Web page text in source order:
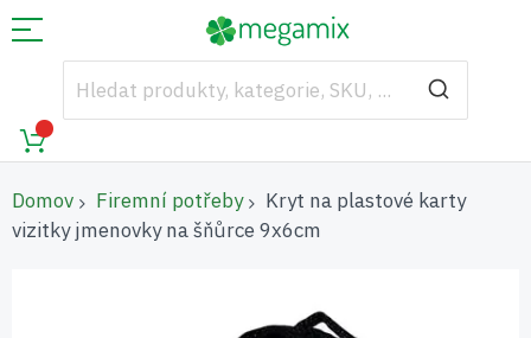
Domov Firemní potřeby
Kryt na plastové karty
vizitky jmenovky na šňůrce 9x6cm